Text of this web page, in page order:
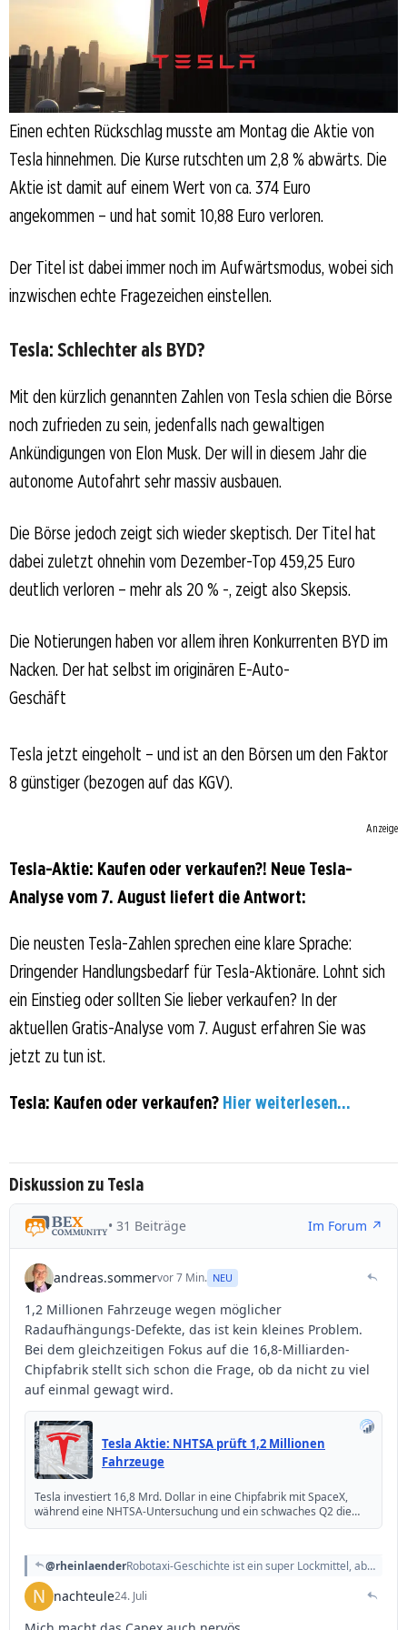
Einen echten Rückschlag musste am Montag die Aktie von
Tesla hinnehmen. Die Kurse rutschten um 2,8 % abwärts. Die
Aktie ist damit auf einem Wert von ca. 374 Euro
angekommen – und hat somit 10,88 Euro verloren.
Der Titel ist dabei immer noch im Aufwärtsmodus, wobei sich
inzwischen echte Fragezeichen einstellen.
Tesla: Schlechter als BYD?
Mit den kürzlich genannten Zahlen von Tesla schien die Börse
noch zufrieden zu sein, jedenfalls nach gewaltigen
Ankündigungen von Elon Musk. Der will in diesem Jahr die
autonome Autofahrt sehr massiv ausbauen.
Die Börse jedoch zeigt sich wieder skeptisch. Der Titel hat
dabei zuletzt ohnehin vom Dezember-Top 459,25 Euro
deutlich verloren – mehr als 20 % -, zeigt also Skepsis.
Die Notierungen haben vor allem ihren Konkurrenten BYD im
Nacken. Der hat selbst im originären E-Auto-
Geschäft
Tesla jetzt eingeholt – und ist an den Börsen um den Faktor
8 günstiger (bezogen auf das KGV).
Anzeige
Tesla-Aktie: Kaufen oder verkaufen?! Neue Tesla-
Analyse vom 7. August liefert die Antwort:
Die neusten Tesla-Zahlen sprechen eine klare Sprache:
Dringender Handlungsbedarf für Tesla-Aktionäre. Lohnt sich
ein Einstieg oder sollten Sie lieber verkaufen? In der
aktuellen Gratis-Analyse vom 7. August erfahren Sie was
jetzt zu tun ist.
Tesla: Kaufen oder verkaufen? Hier weiterlesen...
Diskussion zu Tesla